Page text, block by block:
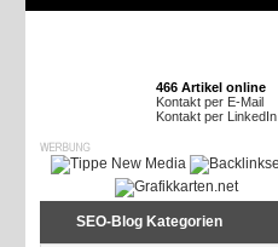
466 Artikel online
Kontakt per E-Mail
Kontakt per LinkedIn
SEO-Blog Kategorien